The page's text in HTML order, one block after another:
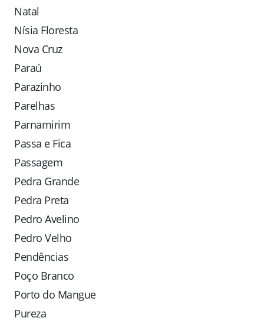
Natal
Nísia Floresta
Nova Cruz
Paraú
Parazinho
Parelhas
Parnamirim
Passa e Fica
Passagem
Pedra Grande
Pedra Preta
Pedro Avelino
Pedro Velho
Pendências
Poço Branco
Porto do Mangue
Pureza